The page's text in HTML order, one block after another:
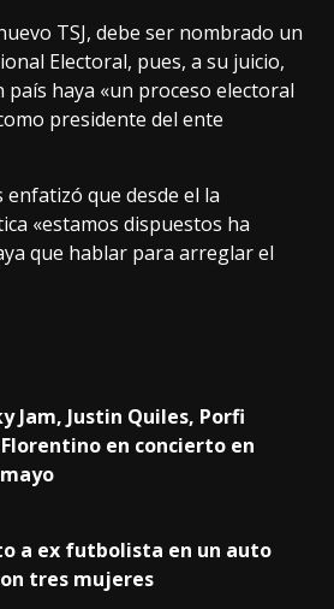
TSJ, debe ser nombrado un
Electoral, pues, a su juicio,
país haya «un proceso electoral
presidente del ente
que desde el la
«estamos dispuestos ha
que hablar para arreglar el
Jam, Justin Quiles, Porfi
en concierto en
a ex futbolista en un auto
tres mujeres